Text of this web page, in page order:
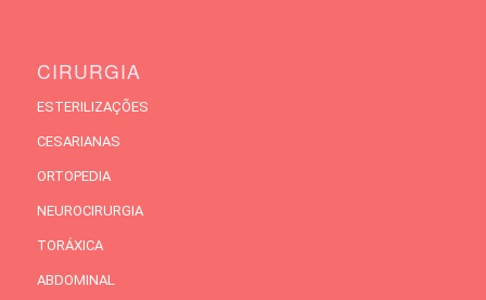
CIRURGIA
ESTERILIZAÇÕES
CESARIANAS
ORTOPEDIA
NEUROCIRURGIA
TORÁXICA
ABDOMINAL